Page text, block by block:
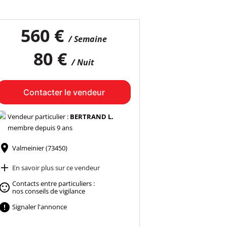
560 €/ Semaine
80 €/ Nuit
Contacter le vendeur
Vendeur particulier : BERTRAND L.
membre depuis 9 ans
Valmeinier (73450)
En savoir plus sur ce vendeur
Contacts entre particuliers :
nos conseils de vigilance
Signaler l'annonce